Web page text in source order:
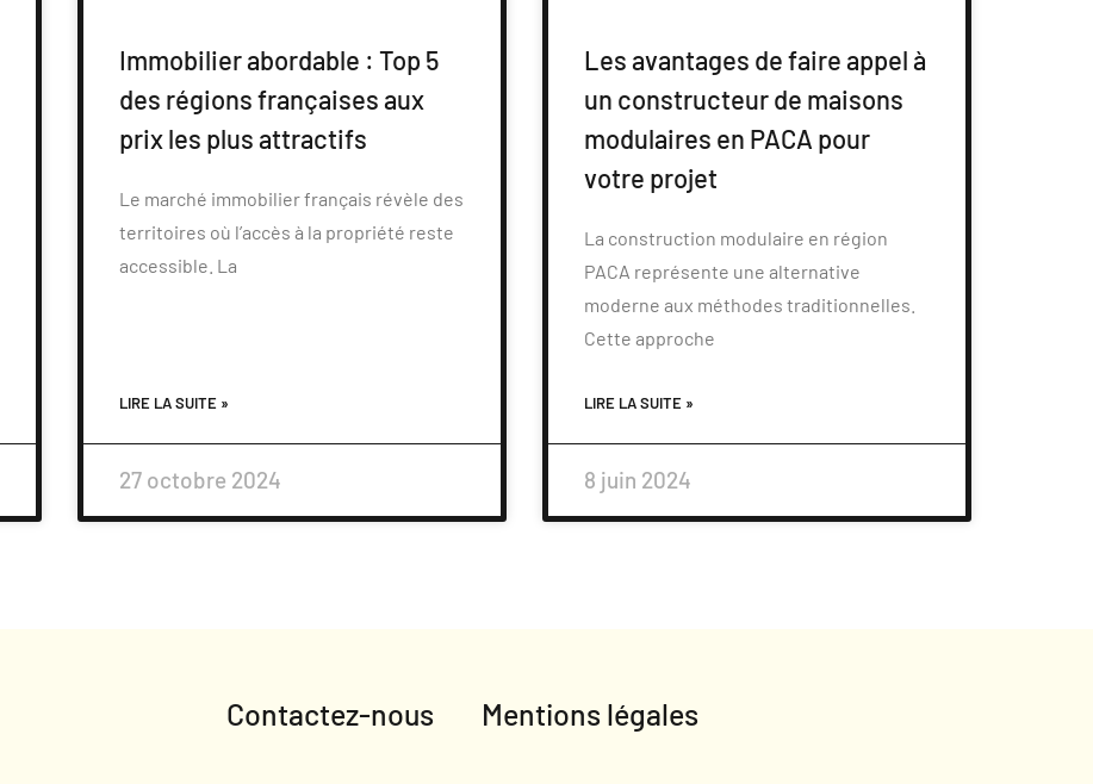
Immobilier abordable : Top 5
des régions françaises aux
prix les plus attractifs
Le marché immobilier français révèle des
territoires où l’accès à la propriété reste
accessible. La
LIRE LA SUITE »
27 octobre 2024
Les avantages de faire appel à
un constructeur de maisons
modulaires en PACA pour
votre projet
La construction modulaire en région
PACA représente une alternative
moderne aux méthodes traditionnelles.
Cette approche
LIRE LA SUITE »
8 juin 2024
Contactez-nous Mentions légales